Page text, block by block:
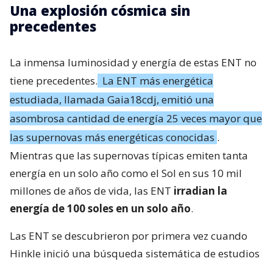
Una explosión cósmica sin
precedentes
La inmensa luminosidad y energía de estas ENT no
tiene precedentes. La ENT más energética
estudiada, llamada Gaia18cdj, emitió una
asombrosa cantidad de energía 25 veces mayor que
las supernovas más energéticas conocidas .
Mientras que las supernovas típicas emiten tanta
energía en un solo año como el Sol en sus 10 mil
millones de años de vida, las ENT irradian la
energía de 100 soles en un solo año.
Las ENT se descubrieron por primera vez cuando
Hinkle inició una búsqueda sistemática de estudios